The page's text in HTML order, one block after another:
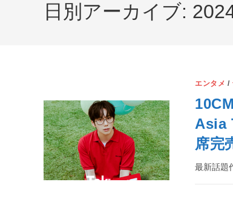
日別アーカイブ:
エンタメ /
Asia
席完
最新話題